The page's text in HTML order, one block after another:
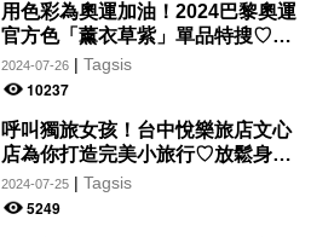
用色彩為奧運加油！2024巴黎奧運
官方色「薰衣草紫」單品特搜♡讓
你從頭到腳、隨時充滿奧運氛圍～
2024-07-26| Tagsis
10237
呼叫獨旅女孩！台中悅樂旅店文心
店為你打造完美小旅行♡放鬆身心
的絕美住宿！交通便利、設計時
尚，拍美照so easy～
2024-07-25| Tagsis
5249